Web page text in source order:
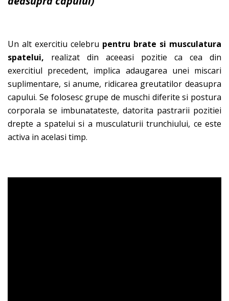
Un alt exercitiu celebru pentru brate si musculatura
spatelui, realizat din aceeasi pozitie ca cea din
exercitiul precedent, implica adaugarea unei miscari
suplimentare, si anume, ridicarea greutatilor deasupra
capului. Se folosesc grupe de muschi diferite si postura
corporala se imbunatateste, datorita pastrarii pozitiei
drepte a spatelui si a musculaturii trunchiului, ce este
activa in acelasi timp.